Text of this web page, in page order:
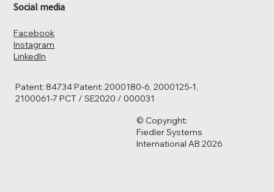
Social media
Facebook
Instagram
LinkedIn
Patent: 84734 Patent: 2000180-6, 2000125-1,
2100061-7 PCT / SE2020 / 000031
© Copyright:
Fiedler Systems
International AB 2026